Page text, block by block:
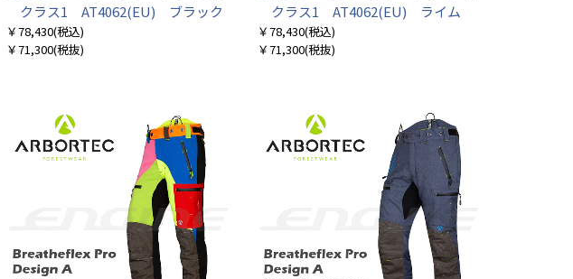
クラス1 AT4062(EU) ブラック
￥78,430(税込)
￥71,300(税抜)
クラス1 AT4062(EU) ライム
￥78,430(税込)
￥71,300(税抜)